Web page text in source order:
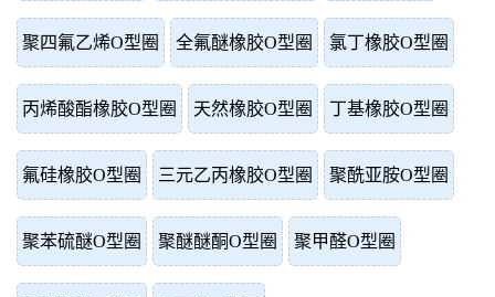
聚四氟乙烯O型圈 全氟醚橡胶O型圈 氯丁橡胶O型圈
丙烯酸酯橡胶O型圈 天然橡胶O型圈 丁基橡胶O型圈
氟硅橡胶O型圈 三元乙丙橡胶O型圈 聚酰亚胺O型圈
聚苯硫醚O型圈 聚醚醚酮O型圈 聚甲醛O型圈